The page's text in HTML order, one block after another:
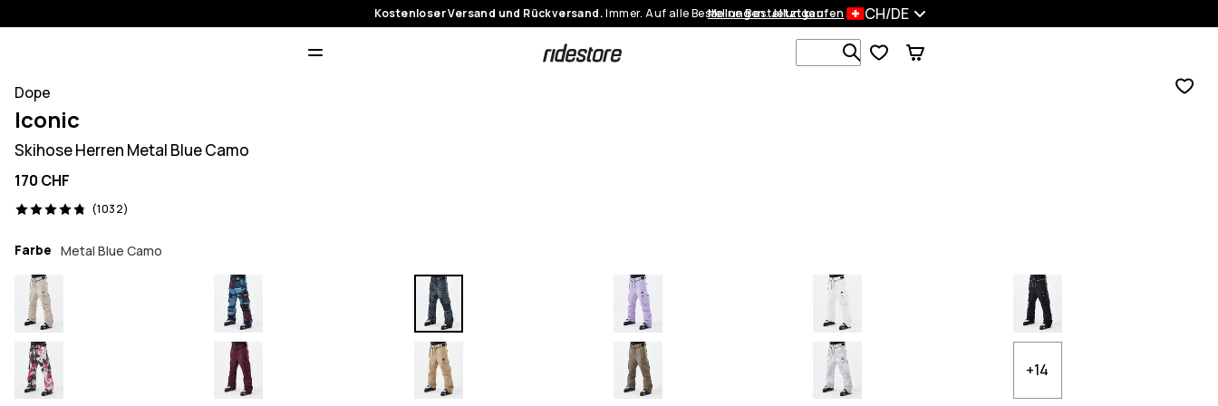
Kostenloser Versand und Rückversand.Immer. Auf alle Bestellungen.Jetzt kaufen
Meine Bestellungen CH/DE
Durchsuche 1 000+ Produkte
Dope
Iconic
Skihose Herren Metal Blue Camo
170 CHF
(1032)
1032 Reviews, 4.8/5
Farbe Metal Blue Camo
+14